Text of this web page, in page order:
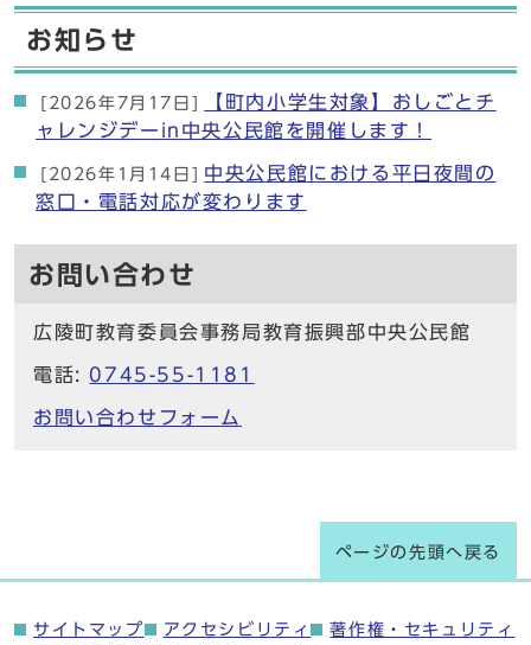
お知らせ
[2026年7月17日]
【町内小学生対象】おしごとチ
ャレンジデーin中央公民館を開催します！
[2026年1月14日] 中央公民館における平日夜間の
窓口・電話対応が変わります
お問い合わせ
広陵町教育委員会事務局教育振興部中央公民館
電話: 0745-55-1181
お問い合わせフォーム
ページの先頭へ戻る
サイトマップ アクセシビリティ
著作権・セキュリティ